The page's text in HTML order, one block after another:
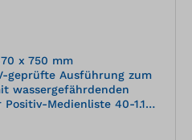
x 750 mm
geprüfte Ausführung zum
wassergefährdenden
Medienliste 40-1.1
aus